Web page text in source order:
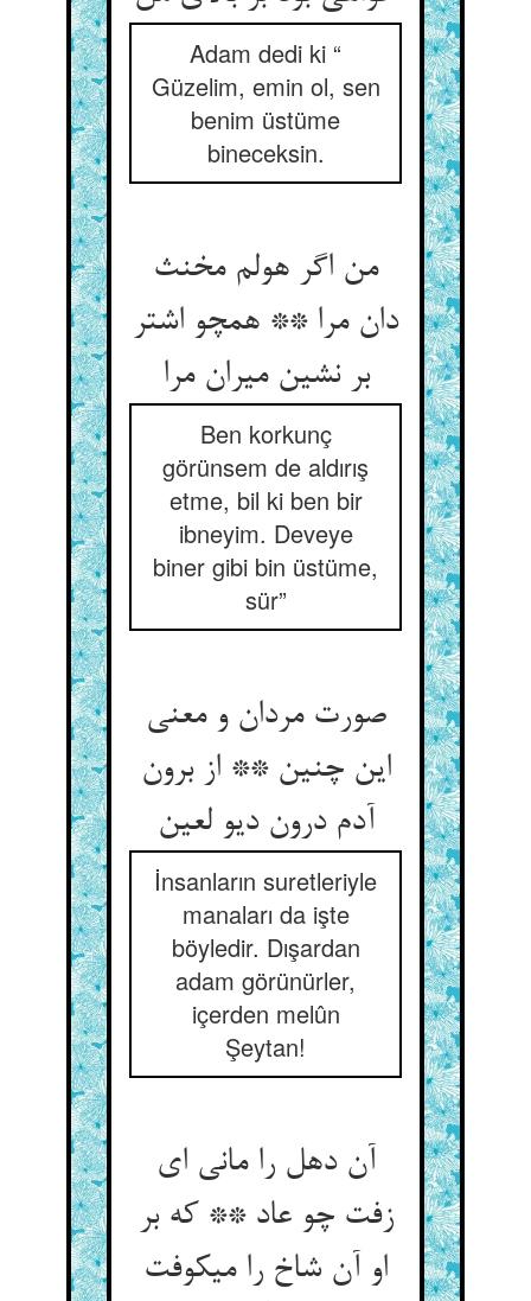
Adam dedi ki “
Güzelim, emin ol, sen
benim üstüme
bineceksin.
من اگر هولم مخنث
دان مرا ** همچو اشتر
بر نشین می‏ران مرا
Ben korkunç
görünsem de aldırış
etme, bil ki ben bir
ibneyim. Deveye
biner gibi bin üstüme,
sür”
صورت مردان و معنی
این چنین ** از برون
آدم درون دیو لعین‏
İnsanların suretleriyle
manaları da işte
böyledir. Dışardan
adam görünürler,
içerden melûn
Şeytan!
آن دهل را مانی ای
زفت چو عاد ** که بر
او آن شاخ را می‏کوفت